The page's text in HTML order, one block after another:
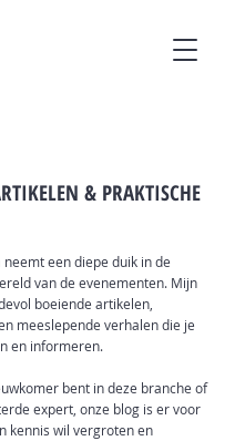
& PRAKTISCHE
neemt een diepe duik in de
van de evenementen. Mijn
boeiende artikelen,
meeslepende verhalen die je
en informeren.
bent in deze branche of
expert, onze blog is er voor
kennis wil vergroten en